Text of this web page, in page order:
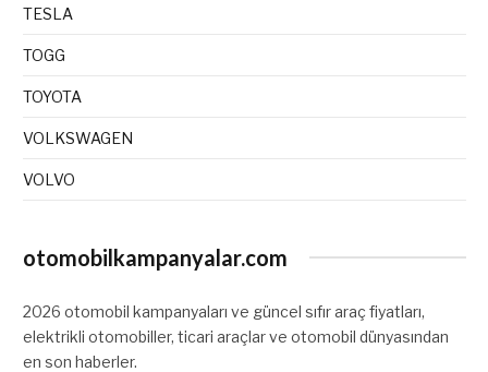
TESLA
TOGG
TOYOTA
VOLKSWAGEN
VOLVO
otomobilkampanyalar.com
2026 otomobil kampanyaları ve güncel sıfır araç fiyatları,
elektrikli otomobiller, ticari araçlar ve otomobil dünyasından
en son haberler.